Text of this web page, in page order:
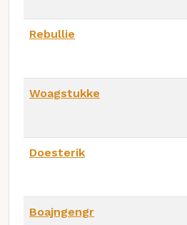
Rebullie
Woagstukke
Doesterik
Boajngengr